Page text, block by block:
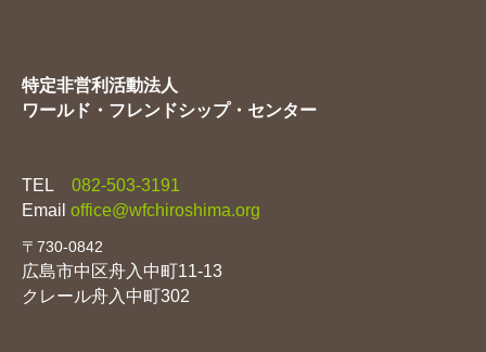
特定非営利活動法人
ワールド・フレンドシップ・センター
TEL
082-503-3191
Email office@wfchiroshima.org
〒730-0842
広島市中区舟入中町11-13
クレール舟入中町302